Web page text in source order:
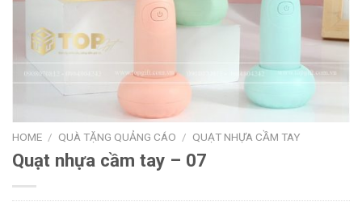
HOME / QUÀ TẶNG QUẢNG CÁO / QUẠT NHỰA CẦM TAY
Quạt nhựa cầm tay – 07